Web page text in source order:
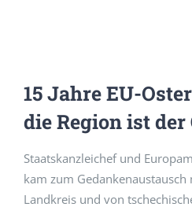
15 Jahre EU-
die Region ist
Staatskanzleichef und
kam zum
Landkreis und von